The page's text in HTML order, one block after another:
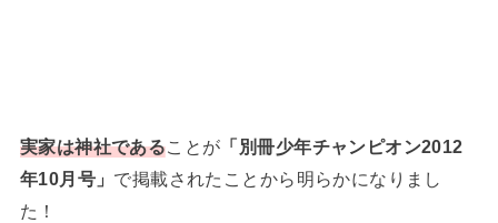
実家は神社であることが 「別冊少年チャンピオン2012
年10月号」 で掲載されたことから明らかになりまし
た！